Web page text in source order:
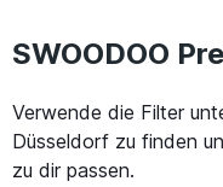
SWOODOO
Verwende die Filter
Düsseldorf zu finden
zu dir passen.